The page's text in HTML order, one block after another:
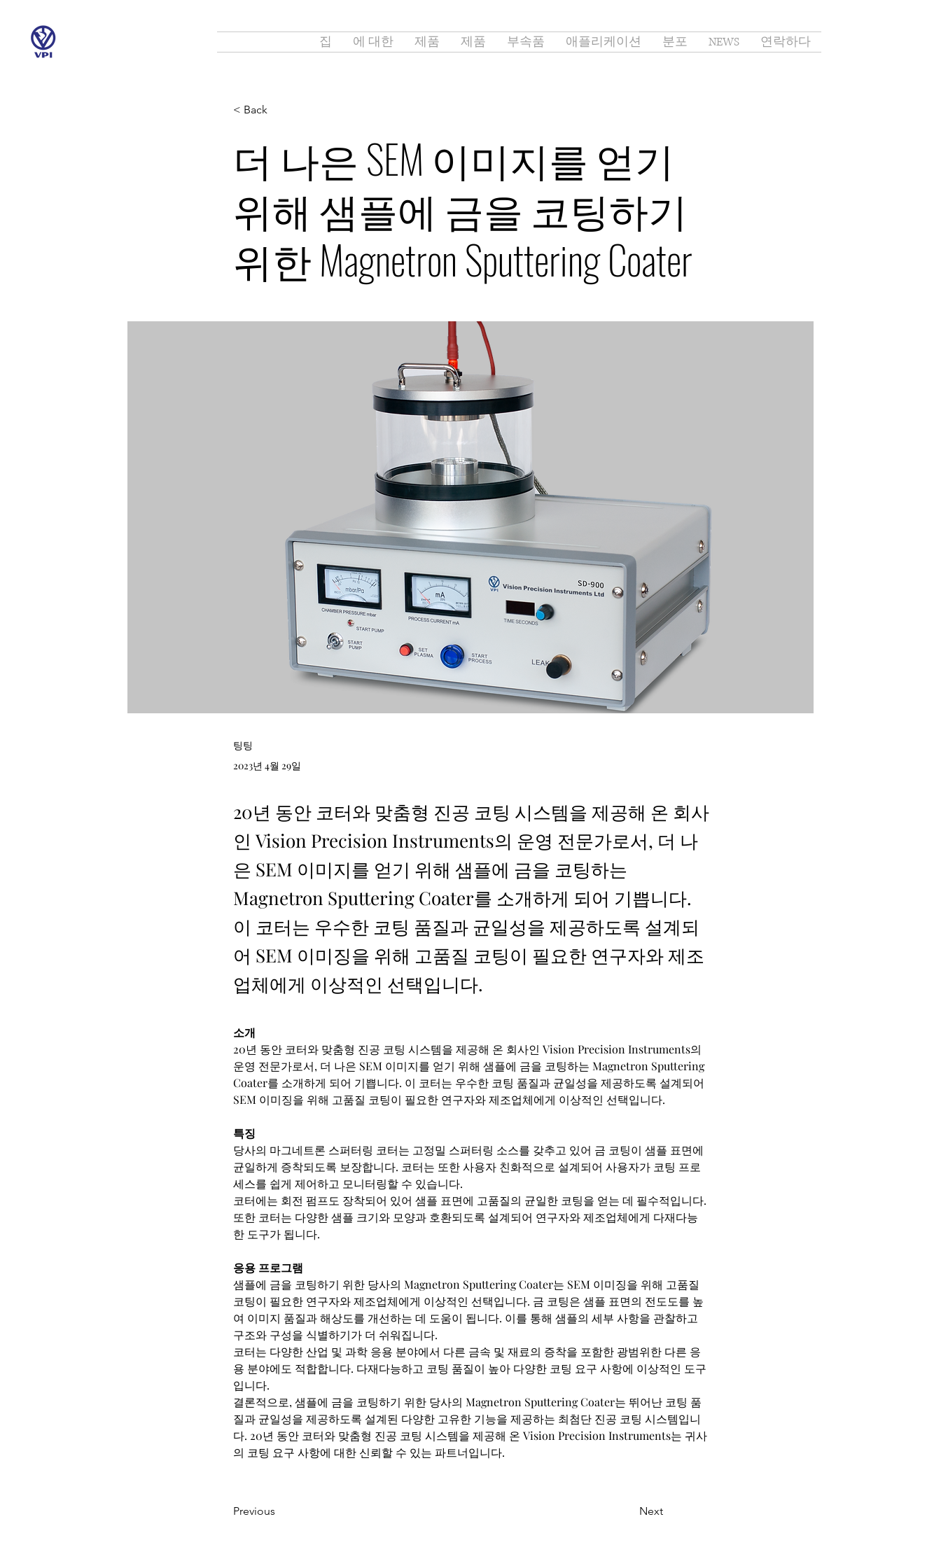
집 에 대한 제품 제품 부속품 애플리케이션 분포 NEWS 연락하다
< Back
더 나은 SEM 이미지를 얻기
위해 샘플에 금을 코팅하기
위한 Magnetron Sputtering Coater
팅팅
2023년 4월 29일
20년 동안 코터와 맞춤형 진공 코팅 시스템을 제공해 온 회사
인 Vision Precision Instruments의 운영 전문가로서, 더 나
은 SEM 이미지를 얻기 위해 샘플에 금을 코팅하는
Magnetron Sputtering Coater를 소개하게 되어 기쁩니다.
이 코터는 우수한 코팅 품질과 균일성을 제공하도록 설계되
어 SEM 이미징을 위해 고품질 코팅이 필요한 연구자와 제조
업체에게 이상적인 선택입니다.
소개
20년 동안 코터와 맞춤형 진공 코팅 시스템을 제공해 온 회사인 Vision Precision Instruments의
운영 전문가로서, 더 나은 SEM 이미지를 얻기 위해 샘플에 금을 코팅하는 Magnetron Sputtering
Coater를 소개하게 되어 기쁩니다. 이 코터는 우수한 코팅 품질과 균일성을 제공하도록 설계되어
SEM 이미징을 위해 고품질 코팅이 필요한 연구자와 제조업체에게 이상적인 선택입니다.
특징
당사의 마그네트론 스퍼터링 코터는 고정밀 스퍼터링 소스를 갖추고 있어 금 코팅이 샘플 표면에
균일하게 증착되도록 보장합니다. 코터는 또한 사용자 친화적으로 설계되어 사용자가 코팅 프로
세스를 쉽게 제어하고 모니터링할 수 있습니다.
코터에는 회전 펌프도 장착되어 있어 샘플 표면에 고품질의 균일한 코팅을 얻는 데 필수적입니다.
또한 코터는 다양한 샘플 크기와 모양과 호환되도록 설계되어 연구자와 제조업체에게 다재다능
한 도구가 됩니다.
응용 프로그램
샘플에 금을 코팅하기 위한 당사의 Magnetron Sputtering Coater는 SEM 이미징을 위해 고품질
코팅이 필요한 연구자와 제조업체에게 이상적인 선택입니다. 금 코팅은 샘플 표면의 전도도를 높
여 이미지 품질과 해상도를 개선하는 데 도움이 됩니다. 이를 통해 샘플의 세부 사항을 관찰하고
구조와 구성을 식별하기가 더 쉬워집니다.
코터는 다양한 산업 및 과학 응용 분야에서 다른 금속 및 재료의 증착을 포함한 광범위한 다른 응
용 분야에도 적합합니다. 다재다능하고 코팅 품질이 높아 다양한 코팅 요구 사항에 이상적인 도구
입니다.
결론적으로, 샘플에 금을 코팅하기 위한 당사의 Magnetron Sputtering Coater는 뛰어난 코팅 품
질과 균일성을 제공하도록 설계된 다양한 고유한 기능을 제공하는 최첨단 진공 코팅 시스템입니
다. 20년 동안 코터와 맞춤형 진공 코팅 시스템을 제공해 온 Vision Precision Instruments는 귀사
의 코팅 요구 사항에 대한 신뢰할 수 있는 파트너입니다.
Previous Next